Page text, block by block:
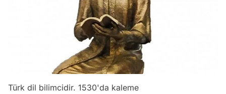
Türk dil bilimcidir. 1530'da kaleme